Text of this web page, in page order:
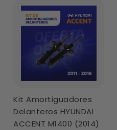
Kit Amortiguadores
Delanteros HYUNDAI
ACCENT M1400 (2014)